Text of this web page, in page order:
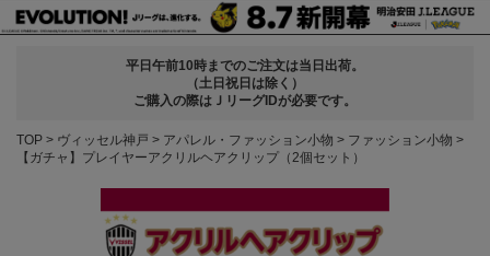
平日午前10時までのご注文は当日出荷。
（土日祝日は除く）
ご購入の際はＪリーグIDが必要です。
TOP ヴィッセル神戸 アパレル・ファッション小物
ファッション小物
【ガチャ】プレイヤーアクリルヘアクリップ（2個セット）